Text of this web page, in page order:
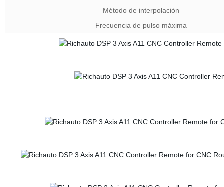
Método de interpolación
Frecuencia de pulso máxima